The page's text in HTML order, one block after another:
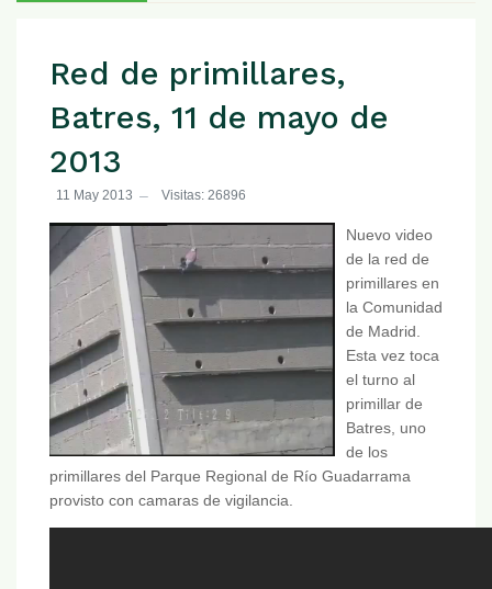
Red de primillares,
Batres, 11 de mayo de
2013
11 May 2013 Visitas: 26896
Nuevo video
de la red de
primillares en
la Comunidad
de Madrid.
Esta vez toca
el turno al
primillar de
Batres, uno
de los
primillares del Parque Regional de Río Guadarrama
provisto con camaras de vigilancia.